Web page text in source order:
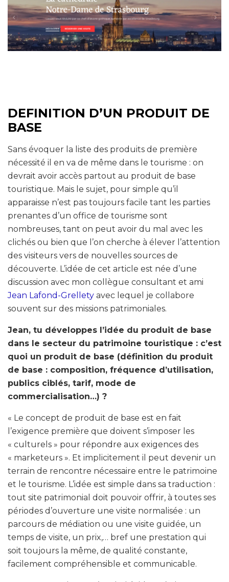
DEFINITION D’UN PRODUIT DE
BASE
Sans évoquer la liste des produits de première
nécessité il en va de même dans le tourisme : on
devrait avoir accès partout au produit de base
touristique. Mais le sujet, pour simple qu’il
apparaisse n’est pas toujours facile tant les parties
prenantes d’un office de tourisme sont
nombreuses, tant on peut avoir du mal avec les
clichés ou bien que l’on cherche à élever l’attention
des visiteurs vers de nouvelles sources de
découverte. L’idée de cet article est née d’une
discussion avec mon collègue consultant et ami
Jean Lafond-Grellety avec lequel je collabore
souvent sur des missions patrimoniales.
Jean, tu développes l’idée du produit de base
dans le secteur du patrimoine touristique : c’est
quoi un produit de base (définition du produit
de base : composition, fréquence d’utilisation,
publics ciblés, tarif, mode de
commercialisation…) ?
« Le concept de produit de base est en fait
l’exigence première que doivent s’imposer les
« culturels » pour répondre aux exigences des
« marketeurs ». Et implicitement il peut devenir un
terrain de rencontre nécessaire entre le patrimoine
et le tourisme. L’idée est simple dans sa traduction :
tout site patrimonial doit pouvoir offrir, à toutes ses
périodes d’ouverture une visite normalisée : un
parcours de médiation ou une visite guidée, un
temps de visite, un prix,… bref une prestation qui
soit toujours la même, de qualité constante,
facilement compréhensible et communicable.